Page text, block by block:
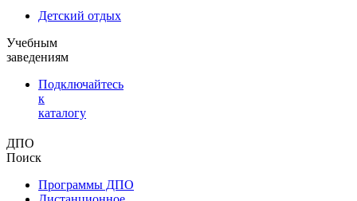
Детский отдых
Учебным
заведениям
Подключайтесь
к
каталогу
ДПО
Поиск
Программы ДПО